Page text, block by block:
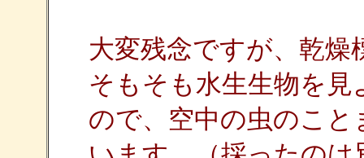
大変残念ですが、乾燥
そもそも水生生物を
ので、空中の虫のこ